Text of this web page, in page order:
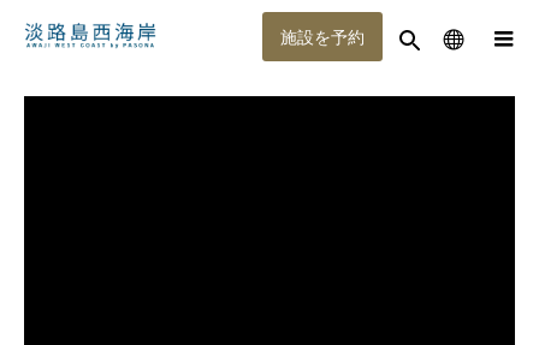
メニュー
施設を予約